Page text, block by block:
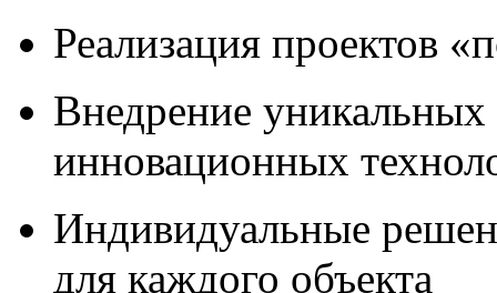
Реализация проектов
Внедрение уникальных
инновационных
Индивидуальные
для каждого объекта